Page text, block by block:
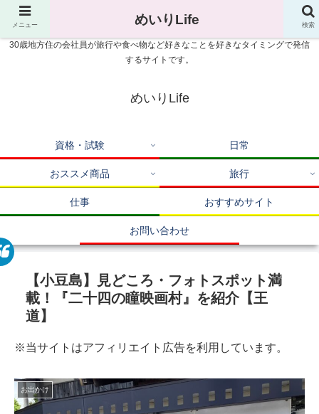
30歳地方住の会社員が旅行や食べ物など好きなことを好きなタイミングで発信
するサイトです。
めいりLife
資格・試験 日常
おススメ商品 旅行
仕事 おすすめサイト
お問い合わせ
【小豆島】見どころ・フォトスポット満
載！『二十四の瞳映画村』を紹介【王
道】
※当サイトはアフィリエイト広告を利用しています。
お出かけ
メニュー めいりLife 検索